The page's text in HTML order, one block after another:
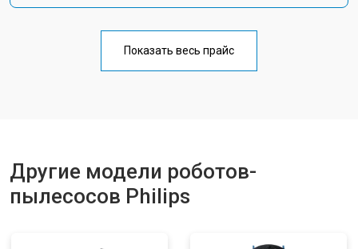
Показать весь прайс
Другие модели роботов-
пылесосов Philips